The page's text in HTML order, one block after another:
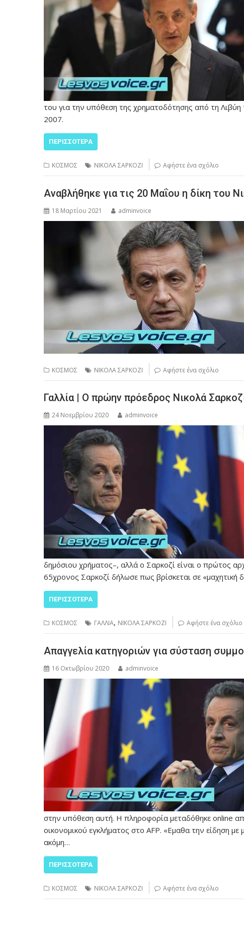
του για την υπόθεση της χρηματοδότησης από τη Λιβύη
2007.
ΠΕΡΙΣΣΌΤΕΡΑ
ΚΟΣΜΟΣ ΝΙΚΟΛΑ ΣΑΡΚΟΖΙ Αφήστε ένα σχόλιο
Αναβλήθηκε για τις 20 Μαΐου η δίκη του
18 Μαρτίου 2021 adminvoice
ΚΟΣΜΟΣ ΝΙΚΟΛΑ ΣΑΡΚΟΖΙ Αφήστε ένα σχόλιο
Γαλλία | Ο πρώην πρόεδρος Νικολά
24 Νοεμβρίου 2020 adminvoice
δημόσιου χρήματος–, αλλά ο Σαρκοζί είναι ο πρώτος
65χρονος Σαρκοζί δήλωσε πως βρίσκεται σε «μαχητική
ΠΕΡΙΣΣΌΤΕΡΑ
ΚΟΣΜΟΣ ΓΑΛΛΙΑ, ΝΙΚΟΛΑ ΣΑΡΚΟΖΙ Αφήστε ένα σχόλιο
Απαγγελία κατηγοριών για σύσταση
16 Οκτωβρίου 2020 adminvoice
στην υπόθεση αυτή. Η πληροφορία μεταδόθηκε online
οικονομικού εγκλήματος στο AFP. «Εμαθα την είδηση
ακόμη…
ΠΕΡΙΣΣΌΤΕΡΑ
ΚΟΣΜΟΣ ΝΙΚΟΛΑ ΣΑΡΚΟΖΙ Αφήστε ένα σχόλιο